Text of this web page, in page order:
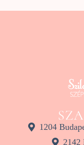
1204
2142